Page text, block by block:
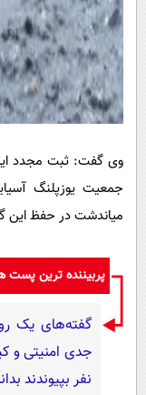
وی گفت: ثبت مجدد این
جمعیت یوزپلنگ
میاندشت در حفظ این
پربیننده ترین
نفر بپیوندند